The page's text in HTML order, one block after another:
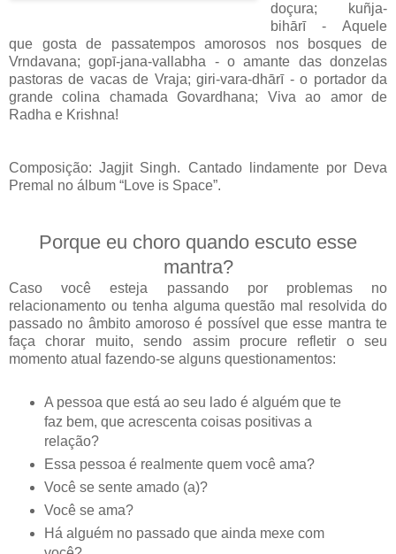
doçura; kuñja-
bihārī - Aquele
que gosta de passatempos amorosos nos bosques de
Vrndavana; gopī-jana-vallabha - o amante das donzelas
pastoras de vacas de Vraja; giri-vara-dhārī - o portador da
grande colina chamada Govardhana; Viva ao amor de
Radha e Krishna!
Composição: Jagjit Singh. Cantado lindamente por Deva
Premal no álbum “Love is Space”.
Porque eu choro quando escuto esse
mantra?
Caso você esteja passando por problemas no
relacionamento ou tenha alguma questão mal resolvida do
passado no âmbito amoroso é possível que esse mantra te
faça chorar muito, sendo assim procure refletir o seu
momento atual fazendo-se alguns questionamentos:
A pessoa que está ao seu lado é alguém que te
faz bem, que acrescenta coisas positivas a
relação?
Essa pessoa é realmente quem você ama?
Você se sente amado (a)?
Você se ama?
Há alguém no passado que ainda mexe com